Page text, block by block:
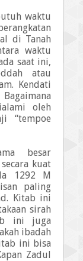
waktu
di Tanah
waktu
saat ini,
atau
Kendati
oleh
“tempoe
besar
kuat
1292 M
paling
Kitab ini
sirah
ini juga
ibadah
ini bisa
Zadul